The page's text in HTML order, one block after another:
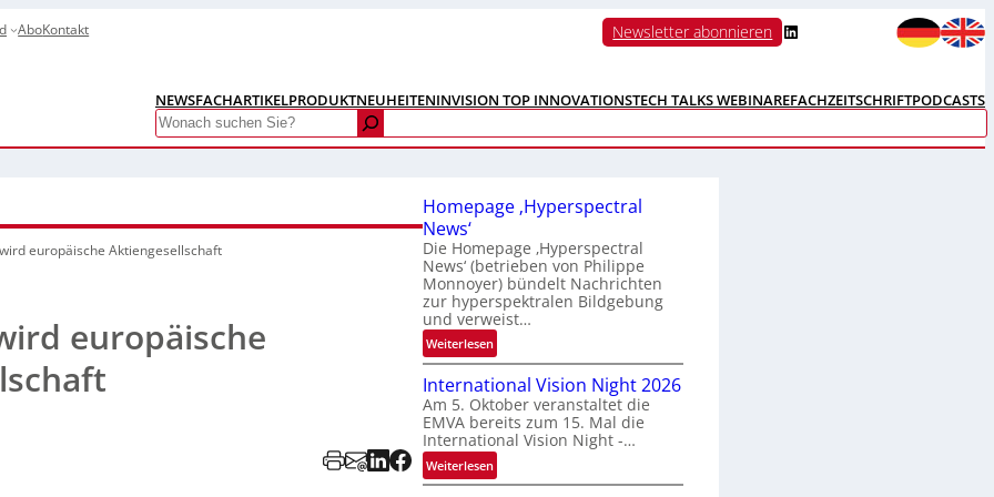
AboKontakt Newsletter abonnieren LinkedIn
NEWSFACHARTIKELPRODUKTNEUHEITENINVISION TOP INNOVATIONSTECH TALKS WEBINAREFACHZEITSCHRIFTPODCASTS
Search
europäische Aktiengesellschaft
europäische
Homepage ‚Hyperspectral
News‘
Die Homepage ‚Hyperspectral
News‘ (betrieben von Philippe
Monnoyer) bündelt Nachrichten
zur hyperspektralen Bildgebung
und verweist…
Weiterlesen:
H
o
m
e
p
a
g
International Vision Night 2026
Am 5. Oktober veranstaltet die
EMVA bereits zum 15. Mal die
International Vision Night -…
Weiterlesen:
I